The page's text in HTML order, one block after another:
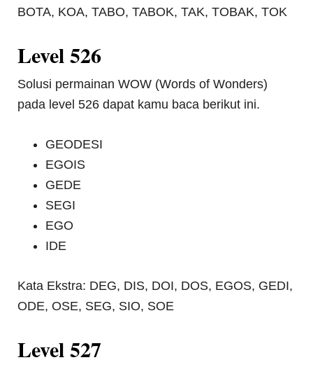
BOTA, KOA, TABO, TABOK, TAK, TOBAK, TOK
Level 526
Solusi permainan WOW (Words of Wonders)
pada level 526 dapat kamu baca berikut ini.
GEODESI
EGOIS
GEDE
SEGI
EGO
IDE
Kata Ekstra: DEG, DIS, DOI, DOS, EGOS, GEDI,
ODE, OSE, SEG, SIO, SOE
Level 527